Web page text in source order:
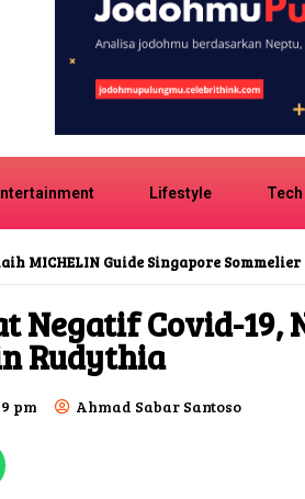
Lifestyle Tech
MICHELIN Guide Singapore
Negatif Covid-
Rudythia
pm Ahmad Sabar Santoso